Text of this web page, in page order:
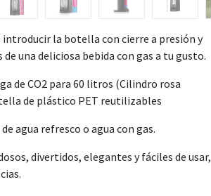
introducir la botella con cierre a presión y
una deliciosa bebida con gas a tu gusto.
de CO2 para 60 litros (Cilindro rosa
de plástico PET reutilizables
agua refresco o agua con gas.
divertidos, elegantes y fáciles de usar,